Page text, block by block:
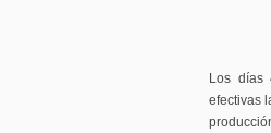
Los días
efectivas